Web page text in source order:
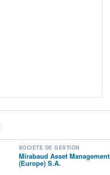
SOCIÉTÉ DE GESTION
Mirabaud Asset Management
(Europe) S.A.